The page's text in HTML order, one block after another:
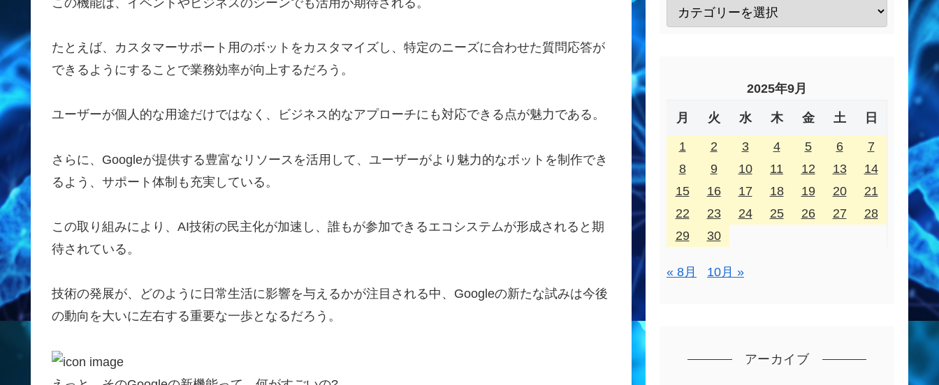
たとえば、カスタマーサポート用のボットをカスタマイズし、特定のニーズに合わせた質問応答が
できるようにすることで業務効率が向上するだろう。
ユーザーが個人的な用途だけではなく、ビジネス的なアプローチにも対応できる点が魅力である。
さらに、Googleが提供する豊富なリソースを活用して、ユーザーがより魅力的なボットを制作でき
るよう、サポート体制も充実している。
この取り組みにより、AI技術の民主化が加速し、誰もが参加できるエコシステムが形成されると期
待されている。
技術の発展が、どのように日常生活に影響を与えるかが注目される中、Googleの新たな試みは今後
の動向を大いに左右する重要な一歩となるだろう。
2025年9月
月 火 水 木 金 土 日
1 2 3 4 5 6
7
8
9 10 11 12 13
14
15
16 17 18 19 20
21
22
23 24 25 26 27
28
29
30
« 8月 10月 »
アーカイブ